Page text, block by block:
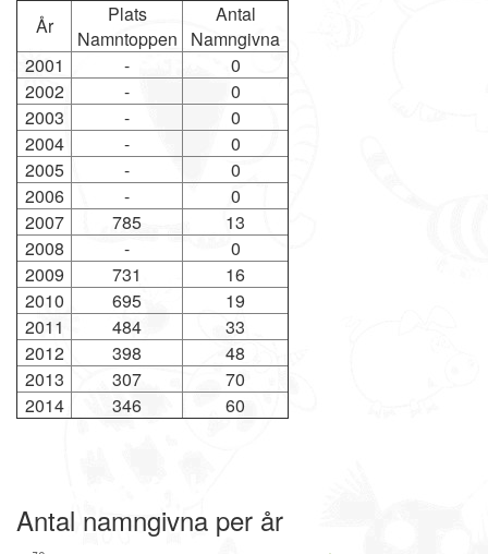
År
Plats
Namntoppen
Antal
Namngivna
2001
-
0
2002
-
0
2003
-
0
2004
-
0
2005
-
0
2006
-
0
2007
785
13
2008
-
0
2009
731
16
2010
695
19
2011
484
33
2012
398
48
2013
307
70
2014
346 60
Antal namngivna per år